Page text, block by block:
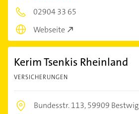
02904 33 65
Webseite
Kerim Tsenkis Rheinland
VERSICHERUNGEN
Bundesstr. 113,59909 Bestwig